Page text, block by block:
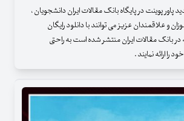
پاور پوینت در پایگاه بانک مقالات ایران دانشجویان ،
و علاقمندان عزیز می توانند با دانلود رایگان
در بانک مقالات ایران منتشر شده است به راحتی
را ارائه نمایند .